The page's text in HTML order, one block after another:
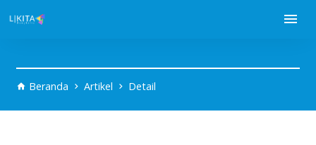
Beranda Artikel Detail